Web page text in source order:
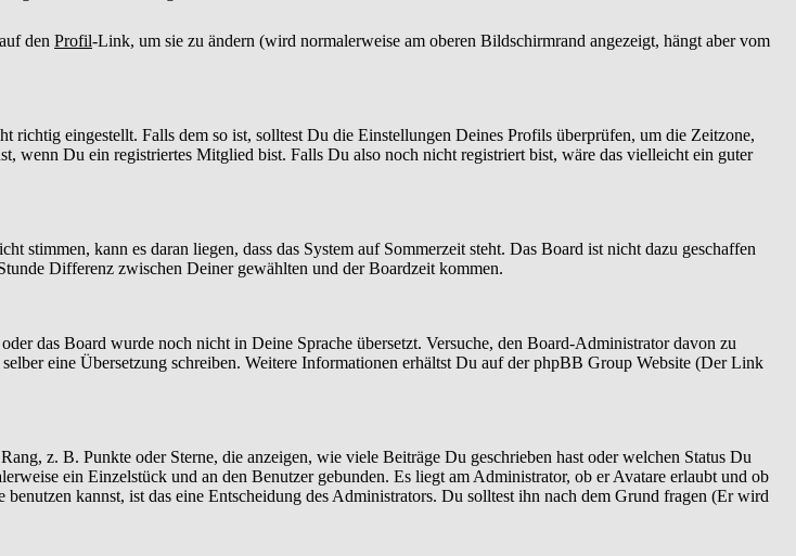
den Profil-Link, um sie zu ändern (wird normalerweise am oberen Bildschirmrand angezeigt, hängt aber vom
eingestellt. Falls dem so ist, solltest Du die Einstellungen Deines Profils überprüfen, um die Zeitzone,
wenn Du ein registriertes Mitglied bist. Falls Du also noch nicht registriert bist, wäre das vielleicht ein guter
kann es daran liegen, dass das System auf Sommerzeit steht. Das Board ist nicht dazu geschaffen
Differenz zwischen Deiner gewählten und der Boardzeit kommen.
das Board wurde noch nicht in Deine Sprache übersetzt. Versuche, den Board-Administrator davon zu
eine Übersetzung schreiben. Weitere Informationen erhältst Du auf der phpBB Group Website (Der Link
z. B. Punkte oder Sterne, die anzeigen, wie viele Beiträge Du geschrieben hast oder welchen Status Du
ein Einzelstück und an den Benutzer gebunden. Es liegt am Administrator, ob er Avatare erlaubt und ob
kannst, ist das eine Entscheidung des Administrators. Du solltest ihn nach dem Grund fragen (Er wird